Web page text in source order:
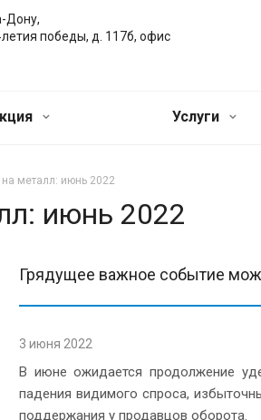
Дону,
победы, д. 117б, офис
Услуги
на металл: июнь 2022
июнь 2022
Грядущее важное событие
3 июня 2022
В июне ожидается продолжение
падения видимого спроса,
поддержания у продавцов оборота.